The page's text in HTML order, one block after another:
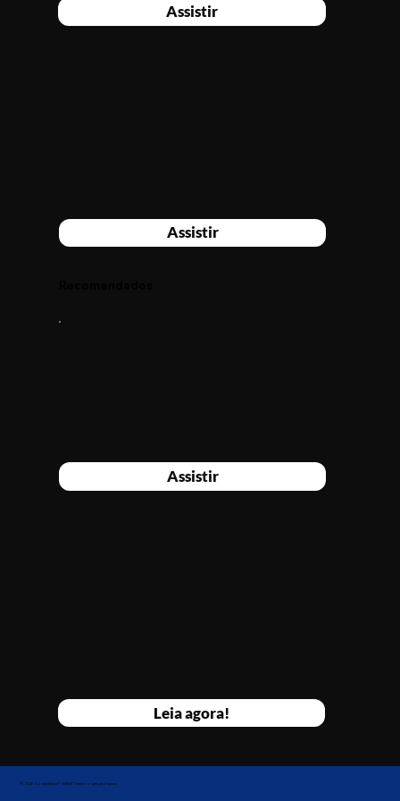
Assistir
Assistir
Assistir
Leia agora!
© 2026 ConnectWave® · MBM Technologies and Games